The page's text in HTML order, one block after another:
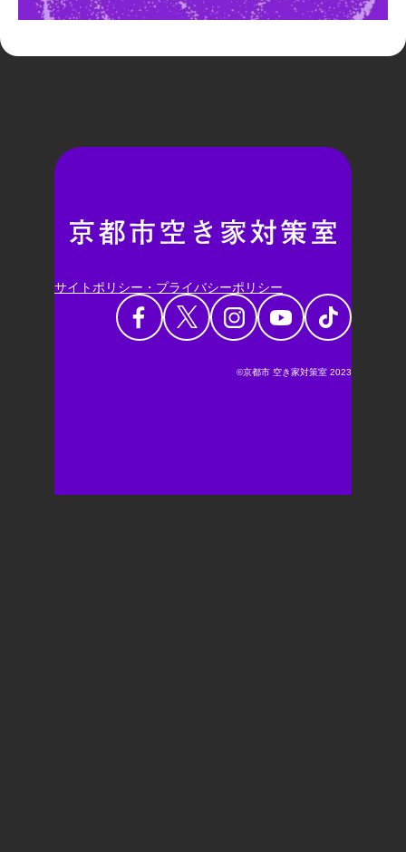
サイトポリシー・プライバシーポリシー
©京都市 空き家対策室 2023